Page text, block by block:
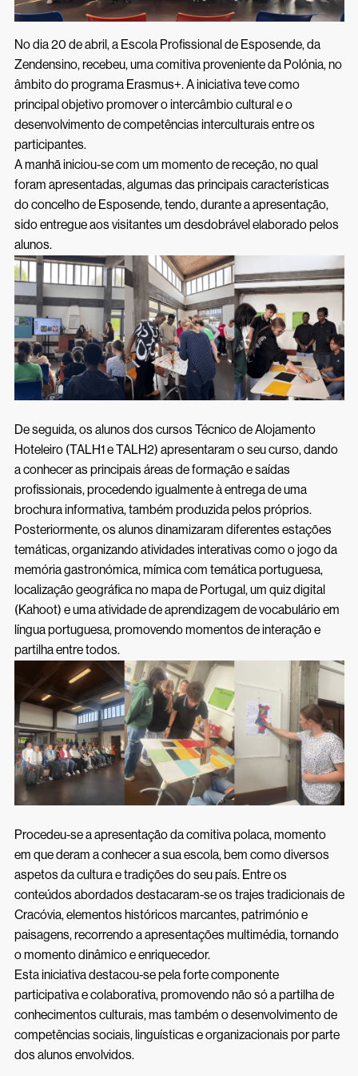
Acessos Inovar
No dia 20 de abril, a Escola Profissional de Esposende, da
Zendensino, recebeu, uma comitiva proveniente da Polónia, no
âmbito do programa Erasmus+. A iniciativa teve como
principal objetivo promover o intercâmbio cultural e o
desenvolvimento de competências interculturais entre os
participantes.
A manhã iniciou-se com um momento de receção, no qual
foram apresentadas, algumas das principais características
do concelho de Esposende, tendo, durante a apresentação,
sido entregue aos visitantes um desdobrável elaborado pelos
alunos.
De seguida, os alunos dos cursos Técnico de Alojamento
Hoteleiro (TALH1 e TALH2) apresentaram o seu curso, dando
a conhecer as principais áreas de formação e saídas
profissionais, procedendo igualmente à entrega de uma
brochura informativa, também produzida pelos próprios.
Posteriormente, os alunos dinamizaram diferentes estações
temáticas, organizando atividades interativas como o jogo da
memória gastronómica, mímica com temática portuguesa,
localização geográfica no mapa de Portugal, um quiz digital
(Kahoot) e uma atividade de aprendizagem de vocabulário em
língua portuguesa, promovendo momentos de interação e
partilha entre todos.
Procedeu-se a apresentação da comitiva polaca, momento
em que deram a conhecer a sua escola, bem como diversos
aspetos da cultura e tradições do seu país. Entre os
conteúdos abordados destacaram-se os trajes tradicionais de
Cracóvia, elementos históricos marcantes, património e
paisagens, recorrendo a apresentações multimédia, tornando
o momento dinâmico e enriquecedor.
Esta iniciativa destacou-se pela forte componente
participativa e colaborativa, promovendo não só a partilha de
conhecimentos culturais, mas também o desenvolvimento de
competências sociais, linguísticas e organizacionais por parte
dos alunos envolvidos.